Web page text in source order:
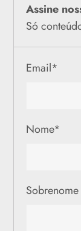
Assine
Só
Email*
Nome*
Sobrenome